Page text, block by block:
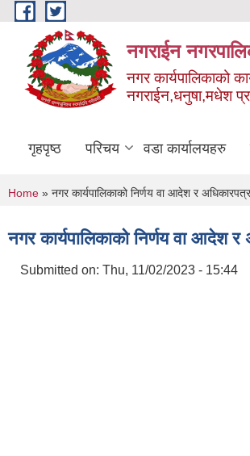
Skip to main content
नगराईन
नगर कार्यपालिकाको
नगराईन,धनुषा,मधेश
गृहपृष्ठ परिचय वडा कार्यालयहरु
You are here
Home » नगर कार्यपालिकाको निर्णय वा आदेश र
नगर कार्यपालिकाको निर्णय वा आदेश
Submitted on: Thu, 11/02/2023 - 15:44